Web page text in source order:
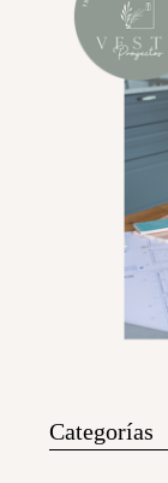
Categorías